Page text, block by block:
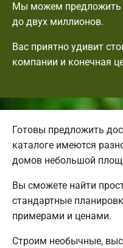
Мы можем предложить
до двух миллионов.
Вас приятно удивит
компании и конечная
Готовы предложить
каталоге имеются
домов небольшой
Вы сможете найти
стандартные
примерами и ценами.
Строим необычные,